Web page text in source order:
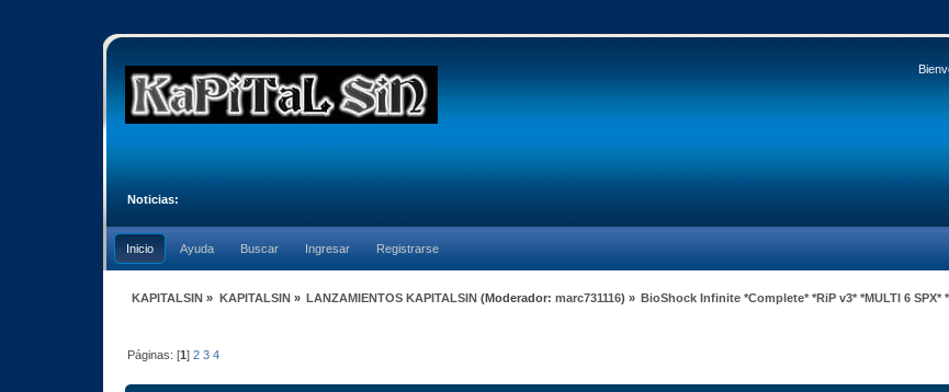
Noticias:
Inicio Ayuda Buscar Ingresar Registrarse
KAPITALSIN » KAPITALSIN» LANZAMIENTOS KAPITALSIN (Moderador:marc731116) » BioShock Infinite *Complete* *RiP v3* *MULTI 6 SPX*
Páginas: [1]2 3 4